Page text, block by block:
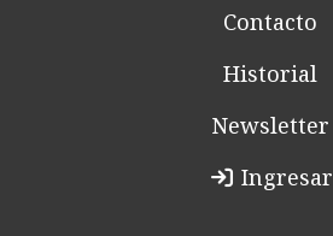
Contacto
Historial
Newsletter
Ingresar